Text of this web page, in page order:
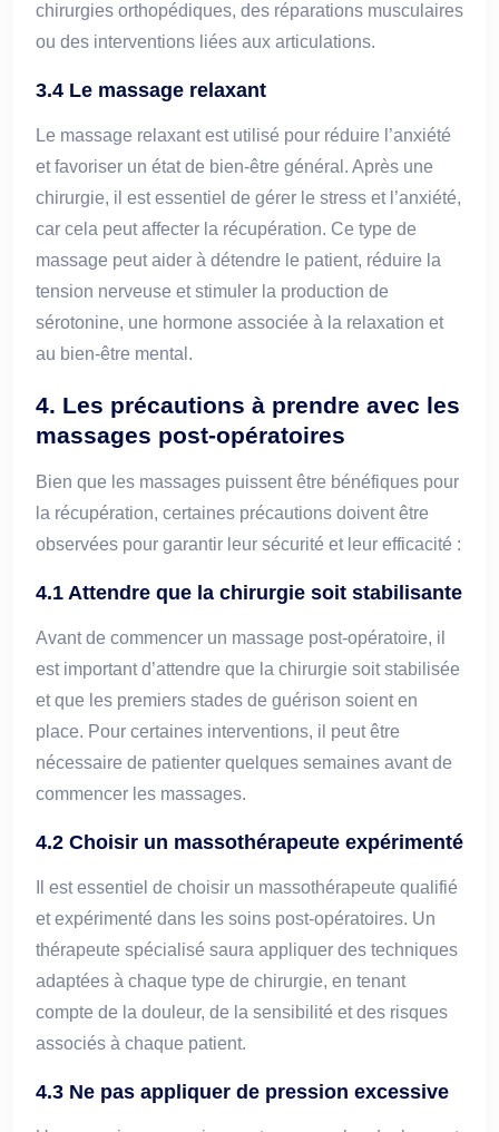
chirurgies orthopédiques, des réparations musculaires
ou des interventions liées aux articulations.
3.4 Le massage relaxant
Le massage relaxant est utilisé pour réduire l’anxiété
et favoriser un état de bien-être général. Après une
chirurgie, il est essentiel de gérer le stress et l’anxiété,
car cela peut affecter la récupération. Ce type de
massage peut aider à détendre le patient, réduire la
tension nerveuse et stimuler la production de
sérotonine, une hormone associée à la relaxation et
au bien-être mental.
4. Les précautions à prendre avec les
massages post-opératoires
Bien que les massages puissent être bénéfiques pour
la récupération, certaines précautions doivent être
observées pour garantir leur sécurité et leur efficacité :
4.1 Attendre que la chirurgie soit stabilisante
Avant de commencer un massage post-opératoire, il
est important d’attendre que la chirurgie soit stabilisée
et que les premiers stades de guérison soient en
place. Pour certaines interventions, il peut être
nécessaire de patienter quelques semaines avant de
commencer les massages.
4.2 Choisir un massothérapeute expérimenté
Il est essentiel de choisir un massothérapeute qualifié
et expérimenté dans les soins post-opératoires. Un
thérapeute spécialisé saura appliquer des techniques
adaptées à chaque type de chirurgie, en tenant
compte de la douleur, de la sensibilité et des risques
associés à chaque patient.
4.3 Ne pas appliquer de pression excessive